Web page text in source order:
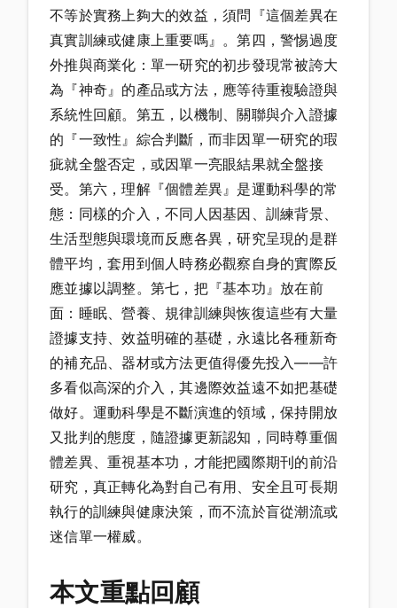
不等於實務上夠大的效益，須問『這個差異在
真實訓練或健康上重要嗎』。第四，警惕過度
外推與商業化：單一研究的初步發現常被誇大
為『神奇』的產品或方法，應等待重複驗證與
系統性回顧。第五，以機制、關聯與介入證據
的『一致性』綜合判斷，而非因單一研究的瑕
疵就全盤否定，或因單一亮眼結果就全盤接
受。第六，理解『個體差異』是運動科學的常
態：同樣的介入，不同人因基因、訓練背景、
生活型態與環境而反應各異，研究呈現的是群
體平均，套用到個人時務必觀察自身的實際反
應並據以調整。第七，把『基本功』放在前
面：睡眠、營養、規律訓練與恢復這些有大量
證據支持、效益明確的基礎，永遠比各種新奇
的補充品、器材或方法更值得優先投入——許
多看似高深的介入，其邊際效益遠不如把基礎
做好。運動科學是不斷演進的領域，保持開放
又批判的態度，隨證據更新認知，同時尊重個
體差異、重視基本功，才能把國際期刊的前沿
研究，真正轉化為對自己有用、安全且可長期
執行的訓練與健康決策，而不流於盲從潮流或
迷信單一權威。
本文重點回顧